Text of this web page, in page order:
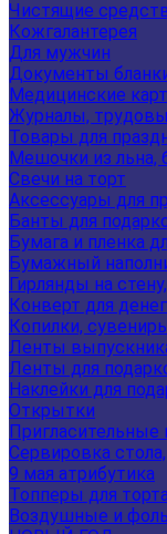
Чистящие
Кожгалантерея
Для мужчин
Документы
Медицинские
Журналы,
Товары для
Мешочки из льна,
Свечи на торт
Аксессуары для
Банты для
Бумага и пленка
Бумажный
Гирлянды на
Конверт для денег
Копилки,
Ленты
Ленты для
Наклейки для
Открытки
Пригласительные
Сервировка
9 мая атрибутика
Топперы для
Воздушные и